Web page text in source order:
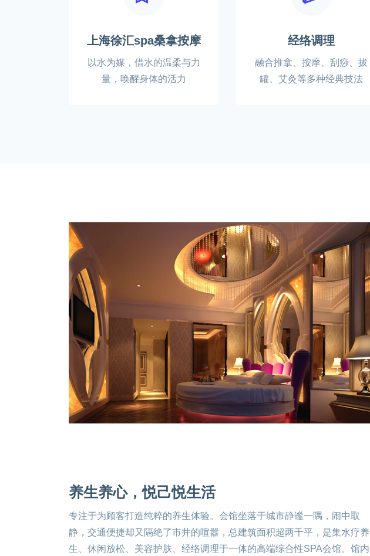
上海徐汇spa桑拿按摩
以水为媒，借水的温柔与力
量，唤醒身体的活力
经络调理
融合推拿、按摩、刮痧、拔
罐、艾灸等多种经典技法
养生养心，悦己悦生活
专注于为顾客打造纯粹的养生体验。会馆坐落于城市静谧一隅，闹中取
静，交通便捷却又隔绝了市井的喧嚣，总建筑面积超两千平，是集水疗养
生、休闲放松、美容护肤、经络调理于一体的高端综合性SPA会馆。馆内